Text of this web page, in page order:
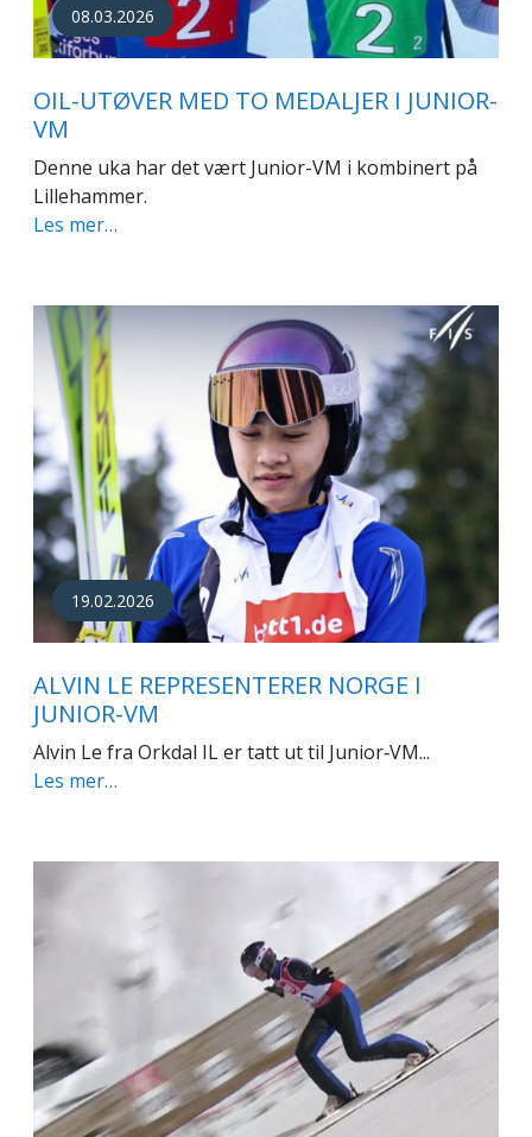
08.03.2026
OIL-UTØVER MED TO MEDALJER I JUNIOR-
VM
Denne uka har det vært Junior-VM i kombinert på
Lillehammer.
Les mer…
19.02.2026
ALVIN LE REPRESENTERER NORGE I
JUNIOR-VM
Alvin Le fra Orkdal IL er tatt ut til Junior‑VM...
Les mer…